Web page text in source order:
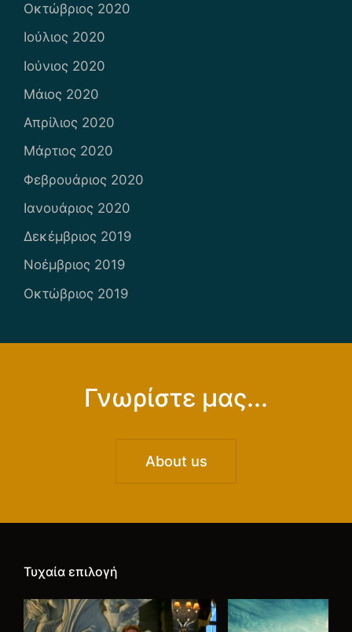
Οκτώβριος 2020
Ιούλιος 2020
Ιούνιος 2020
Μάιος 2020
Απρίλιος 2020
Μάρτιος 2020
Φεβρουάριος 2020
Ιανουάριος 2020
Δεκέμβριος 2019
Νοέμβριος 2019
Οκτώβριος 2019
Γνωρίστε μας...
About us
Τυχαία επιλογή